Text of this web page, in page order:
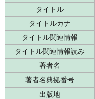
タイトル
タイトルカナ
タイトル関連情報
タイトル関連情報読み
著者名
著者名典拠番号
出版地